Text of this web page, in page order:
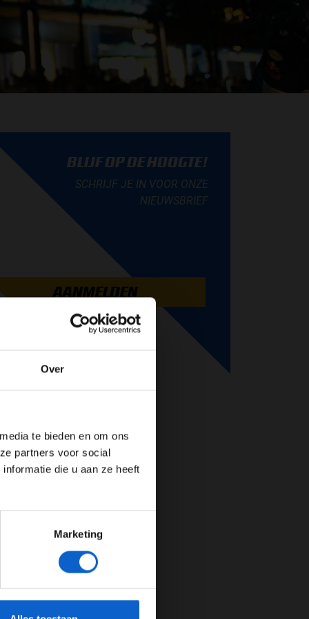
Over
te bieden en om ons
partners voor social
die u aan ze heeft
Marketing
BLIJF OP DE HOOGTE!
SCHRIJF JE IN VOOR ONZE
NIEUWSBRIEF
AANMELDEN